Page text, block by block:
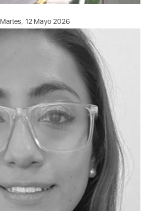
Martes, 12 Mayo 2026